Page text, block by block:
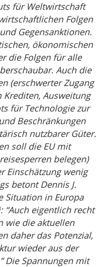
für Weltwirtschaft
Folgen
Gegensanktionen.
ökonomischen
die Folgen für alle
Auch die
(erschwerter Zugang
Krediten, Ausweitung
für Technologie zur
Beschränkungen
nutzbarer Güter.
soll die EU mit
belegen)
Einschätzung wenig
betont Dennis J.
Situation in Europa
“Auch eigentlich recht
wie die aktuellen
daher das Potenzial,
wieder aus der
Die Spannungen mit